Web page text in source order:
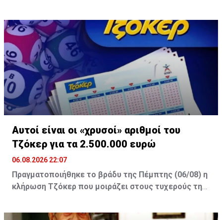
A post shared by ERTflix (@ertflix)
Αυτοί είναι οι «χρυσοί» αριθμοί του
Τζόκερ για τα 2.500.000 ευρώ
06.08.2026 22:07
Πραγματοποιήθηκε το βράδυ της Πέμπτης (06/08) η
κλήρωση Τζόκερ που μοιράζει στους τυχερούς της